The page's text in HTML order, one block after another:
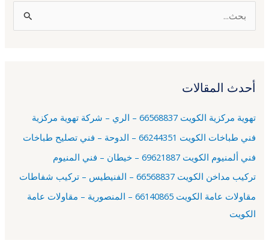
ث
ن
:
أحدث المقالات
تهوية مركزية الكويت 66568837 – الري – شركة تهوية مركزية
فني طباخات الكويت 66244351 – الدوحة – فني تصليح طباخات
فني ألمنيوم الكويت 69621887 – خيطان – فني المنيوم
تركيب مداخن الكويت 66568837 – الفنيطيس – تركيب شفاطات
مقاولات عامة الكويت 66140865 – المنصورية – مقاولات عامة
الكويت